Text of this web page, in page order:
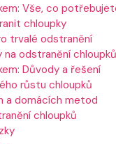
Vše, co
chloupky
trvalé odstranění
odstranění chloupků
Důvody a řešení
růstu chloupků
a domácích metod
chloupků